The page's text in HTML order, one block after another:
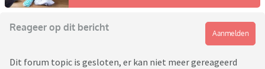
Reageer op dit bericht
Aanmelden
Dit forum topic is gesloten, er kan niet meer gereageerd